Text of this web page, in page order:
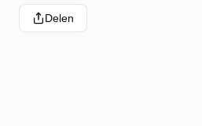
Delen